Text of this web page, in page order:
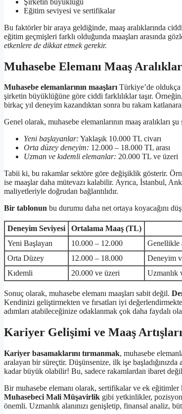
Eğitim seviyesi ve sertifikalar
Bu faktörler bir araya geldiğinde, maaş aralıklarında
eğitim geçmişleri farklı olduğunda maaşları arasında
etkenlere de dikkat etmek gerekir.
Muhasebe Elemanı Maaş
Muhasebe elemanlarının maaşlarıTürkiye’de oldukça
şirketin büyüklüğüne göre ciddi farklılıklar taşır.
birkaç yıl deneyim kazandıktan sonra bu rakam
Genel olarak, muhasebe elemanlarının maaş aralıkları
Yeni başlayanlar: Yaklaşık 10.000 TL civarı
Orta düzey deneyim: 12.000 – 18.000 TL arası
Uzman ve kıdemli elemanlar: 20.000 TL ve üzeri
Tabii ki, bu rakamlar sektöre göre değişiklik gösterir.
ise maaşlar daha mütevazı kalabilir. Ayrıca, İstanbul,
maliyetleriyle doğrudan bağlantılıdır.
Bir tablonun bu durumu daha net ortaya koyacağını
Deneyim Seviyesi Ortalama Maaş (TL)
Yeni Başlayan
10.000 – 12.000
Genellikle
Orta Düzey
12.000 – 18.000
Deneyim
Kıdemli
20.000 ve üzeri Uzmanlık
Sonuç olarak, muhasebe elemanı maaşları sabit değil.
Kendinizi geliştirmekten ve fırsatları iyi
adımları atabileceğinize odaklanmak çok daha faydalı
Kariyer Gelişimi ve Maaş Artışları
Kariyer basamaklarını tırmanmak, muhasebe
aralayan bir süreçtir. Düşünsenize, ilk işe başladığınızda
kadar büyük olabilir! Bu, sadece rakamlardan ibaret
Bir muhasebe elemanı olarak, sertifikalar ve ek eğitimler
Muhasebeci Mali Müşavirlik gibi yetkinlikler,
önemli. Uzmanlık alanınızı genişletip, finansal analiz,